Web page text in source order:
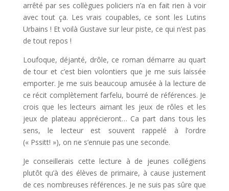
arrêté par ses collègues policiers n’a en fait rien à voir
avec tout ça. Les vrais coupables, ce sont les Lutins
Urbains ! Et voilà Gustave sur leur piste, ce qui n’est pas
de tout repos !
Loufoque, déjanté, drôle, ce roman démarre au quart
de tour et c’est bien volontiers que je me suis laissée
emporter. Je me suis beaucoup amusée à la lecture de
ce récit complètement farfelu, bourré de références. Je
crois que les lecteurs aimant les jeux de rôles et les
jeux de plateau apprécieront… Ca part dans tous les
sens, le lecteur est souvent rappelé à l’ordre
(« Pssitt! »), on ne s’ennuie pas une seconde.
Je conseillerais cette lecture à de jeunes collégiens
plutôt qu’à des élèves de primaire, à cause justement
de ces nombreuses références. Je ne suis pas sûre que